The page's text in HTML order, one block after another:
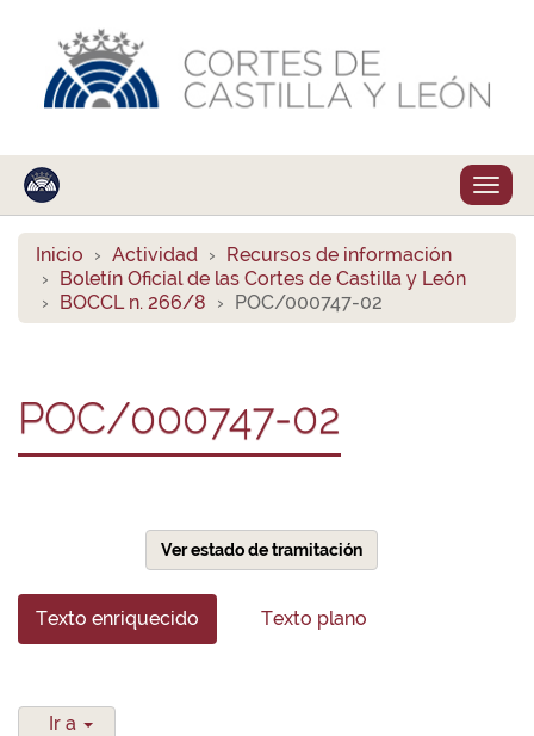
Inicio Actividad
Recursos de información
Boletín Oficial de las Cortes de Castilla y León
BOCCL n. 266/8
POC/000747-02
POC/000747-02
Ver estado de tramitación
Texto enriquecido Texto plano
Ir a